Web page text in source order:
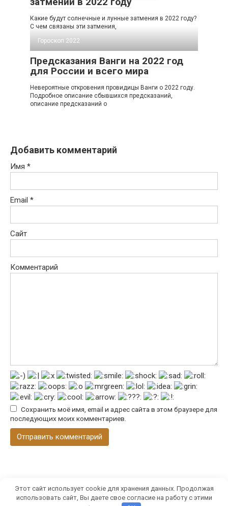
Какие будут солнечные и лунные затмения в 2022 году?
С чем связаны эти затмения,
Гороскоп 2022
Предсказания Ванги на 2022 год
для России и всего мира
Невероятные откровения провидицы Ванги о 2022 году.
Подробное описание сбывшихся предсказаний,
описание предсказаний о
Добавить комментарий
Имя *
Email *
Сайт
Комментарий
Сохранить моё имя, email и адрес сайта в этом браузере для
последующих моих комментариев.
© 2026 2022
Этот сайт использует cookie для хранения данных. Продолжая
использовать сайт, Вы даете свое согласие на работу с этими